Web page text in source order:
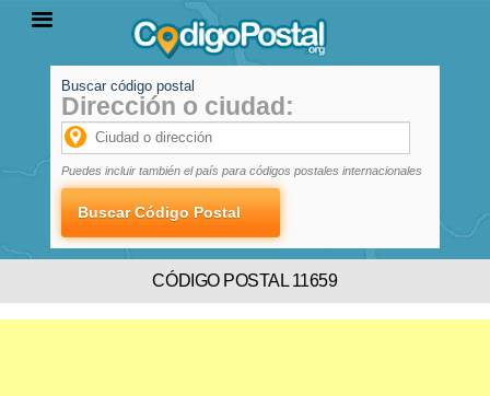
PROVINCIAS
LOCALIDADES
Buscar código postal
Dirección o ciudad:
Puedes incluir también el país para códigos postales internacionales
CÓDIGO POSTAL 11659